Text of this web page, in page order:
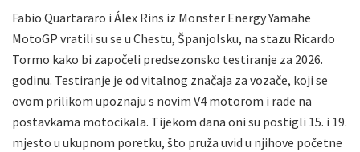
Fabio Quartararo i Álex Rins iz Monster Energy Yamahe
MotoGP vratili su se u Chestu, Španjolsku, na stazu Ricardo
Tormo kako bi započeli predsezonsko testiranje za 2026.
godinu. Testiranje je od vitalnog značaja za vozače, koji se
ovom prilikom upoznaju s novim V4 motorom i rade na
postavkama motocikala. Tijekom dana oni su postigli 15. i 19.
mjesto u ukupnom poretku, što pruža uvid u njihove početne